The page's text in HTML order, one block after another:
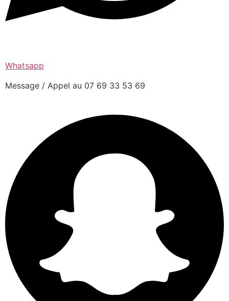
Whatsapp
Message / Appel au 07 69 33 53 69